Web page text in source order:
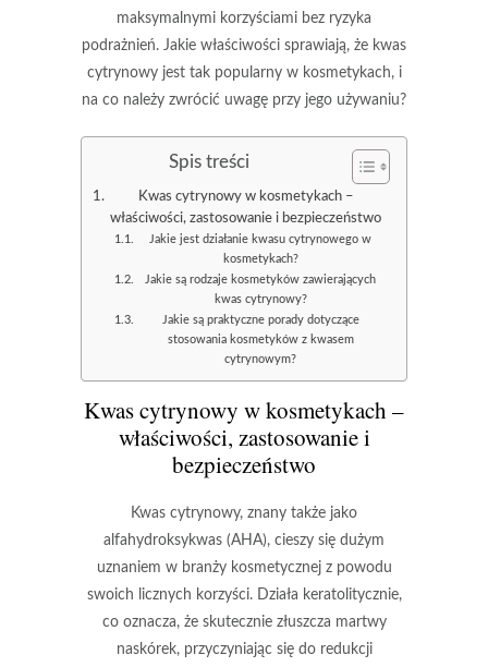
maksymalnymi korzyściami bez ryzyka
podrażnień. Jakie właściwości sprawiają, że kwas
cytrynowy jest tak popularny w kosmetykach, i
na co należy zwrócić uwagę przy jego używaniu?
Spis treści
Kwas cytrynowy w kosmetykach –
właściwości, zastosowanie i bezpieczeństwo
Jakie jest działanie kwasu cytrynowego w
kosmetykach?
Jakie są rodzaje kosmetyków zawierających
kwas cytrynowy?
Jakie są praktyczne porady dotyczące
stosowania kosmetyków z kwasem
cytrynowym?
Kwas cytrynowy w kosmetykach –
właściwości, zastosowanie i
bezpieczeństwo
Kwas cytrynowy, znany także jako
alfahydroksykwas (AHA), cieszy się dużym
uznaniem w branży kosmetycznej z powodu
swoich licznych korzyści. Działa keratolitycznie,
co oznacza, że skutecznie złuszcza martwy
naskórek, przyczyniając się do redukcji